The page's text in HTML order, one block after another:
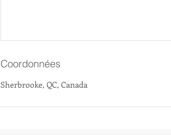
Coordonnées
Sherbrooke, QC, Canada